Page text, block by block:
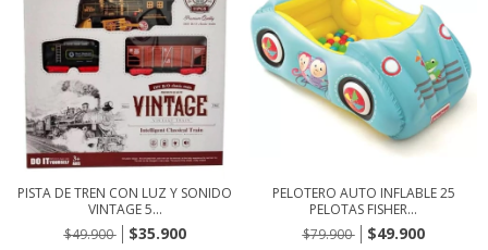
PISTA DE TREN CON LUZ Y SONIDO
VINTAGE 5...
$49.900
$35.900
PELOTERO AUTO INFLABLE 25
PELOTAS FISHER...
$79.900
$49.900